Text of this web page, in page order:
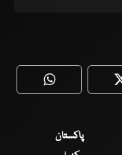
WhatsApp
پاکستان